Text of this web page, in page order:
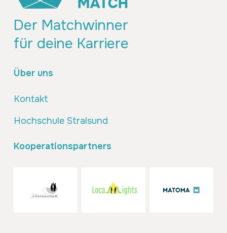
Der Matchwinner
für deine Karriere
Über uns
Kontakt
Hochschule Stralsund
Kooperationspartners